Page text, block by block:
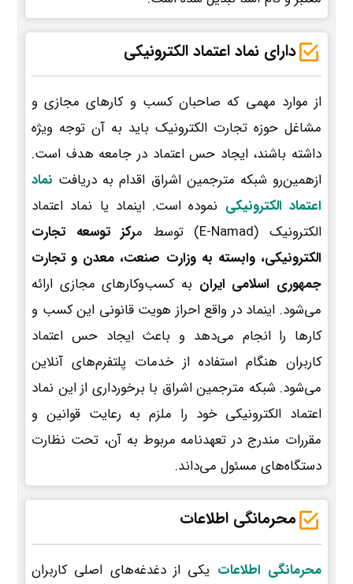
دارای نماد اعتماد الکترونیکی
از موارد مهمی که صاحبان کسب و کارهای مجازی و
مشاغل حوزه تجارت الکترونیک باید به آن توجه ویژه
داشته باشند، ایجاد حس اعتماد در جامعه هدف است.
ازهمین‌رو شبکه مترجمین اشراق اقدام به دریافت نماد
اعتماد الکترونیکی نموده است. اینماد یا نماد اعتماد
الکترونیک (E-Namad) توسط م
رکز توسعه تجارت
الکترونیکی، وابسته به وزارت صنعت، معدن و تجارت
جمهوری اسلامی ایران به کسب‌وکارهای مجازی ارائه
می‌شود. اینماد در واقع احراز هویت قانونی این کسب و
کارها را انجام می‌دهد و باعث ایجاد حس اعتماد
کاربران هنگام استفاده از خدمات پلتفرم‌های آنلاین
می‌شود. شبکه مترجمین اشراق با برخورداری از این نماد
اعتماد الکترونیکی خود را ملزم به رعایت قوانین و
مقررات مندرج در تعهدنامه مربوط به آن، تحت نظارت
دستگاه‌های مسئول می‌داند.
محرمانگی اطلاعات
محرمانگی اطلاعات یکی از دغدغه‌های اصلی کاربران